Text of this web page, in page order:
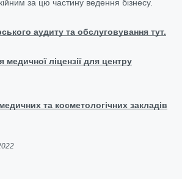
за цю частину ведення бізнесу.
аудиту та обслуговування тут.
медичної ліцензії для центру
та косметологічних закладів